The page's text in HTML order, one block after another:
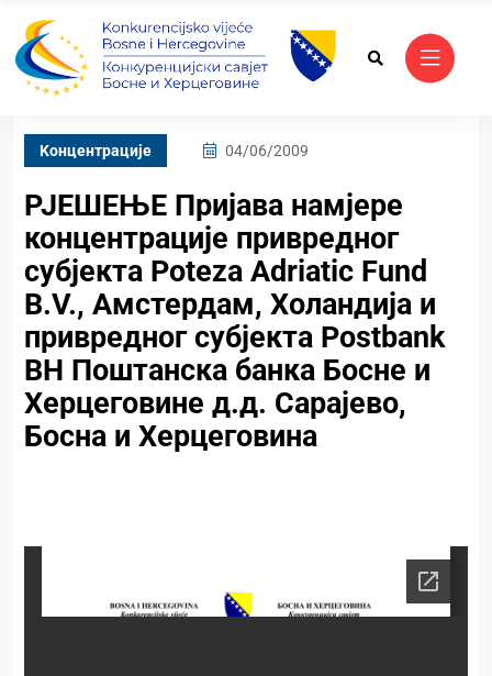
Kонцентрације 04/06/2009
РЈЕШЕЊЕ Пријава намјере
концентрације привредног
субјекта Poteza Adriatic Fund
B.V., Амстердам, Холандија и
привредног субјекта Postbank
BH Поштанска банка Босне и
Херцеговине д.д. Сарајево,
Босна и Херцеговина